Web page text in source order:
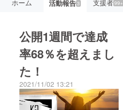
ホーム 活動報告3 支援者99+
公開1週間で達成
率68％を超えまし
た！
2021/11/02 13:21